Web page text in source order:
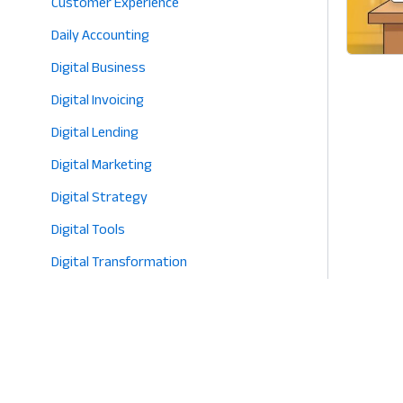
Daily Accounting
Digital Business
Digital Invoicing
Digital Lending
Digital Marketing
Digital Strategy
Digital Tools
Digital Transformation